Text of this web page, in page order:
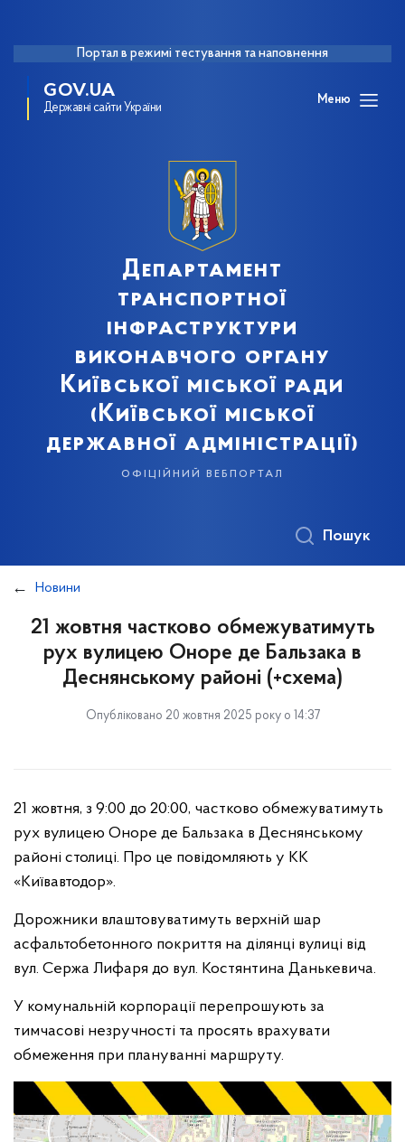
Портал в режимі тестування та наповнення
GOV.UA
Державні сайти України
Меню
Департамент
транспортної
інфраструктури
виконавчого органу
Київської міської ради
(Київської міської
державної адміністрації)
офіційний вебпортал
Пошук
Новини
21 жовтня частково обмежуватимуть
рух вулицею Оноре де Бальзака в
Деснянському районі (+схема)
Опубліковано 20 жовтня 2025 року о 14:37
21 жовтня, з 9:00 до 20:00, частково обмежуватимуть
рух вулицею Оноре де Бальзака в Деснянському
районі столиці. Про це повідомляють у КК
«Київавтодор».
Дорожники влаштовуватимуть верхній шар
асфальтобетонного покриття на ділянці вулиці від
вул. Сержа Лифаря до вул. Костянтина Данькевича.
У комунальній корпорації перепрошують за
тимчасові незручності та просять врахувати
обмеження при плануванні маршруту.